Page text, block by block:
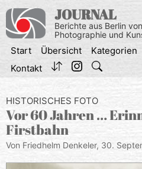
Inhalt
springen
JOURNAL
Berichte aus Berlin
Photographie und
Start Übersicht Kategorien
Kontakt
HISTORISCHES FOTO
Vor 60 Jahren …
Firstbahn
Von Friedhelm Denkeler, 30.